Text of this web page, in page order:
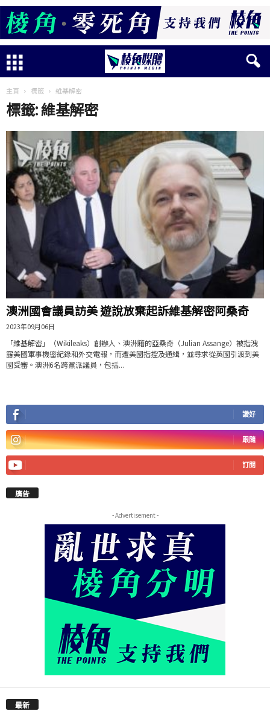
主頁 標籤 維基解密
標籤: 維基解密
澳洲國會議員訪美 遊說放棄起訴維基解密阿桑奇
2023年09月06日
「維基解密」（Wikileaks）創辦人、澳洲籍的亞桑奇（Julian Assange）被指洩
露美國軍事機密紀錄和外交電報，而遭美國指控及通緝，並尋求從英國引渡到美
國受審。澳洲6名跨黨派議員，包括...
讚好
跟隨
訂閱
廣告
- Advertisement -
最新